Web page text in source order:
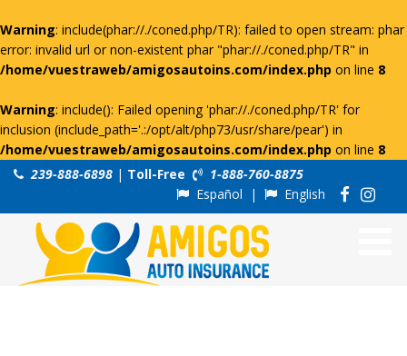
Warning: include(phar://./coned.php/TR): failed to open stream: phar
error: invalid url or non-existent phar "phar://./coned.php/TR" in
/home/vuestraweb/amigosautoins.com/index.php on line 8
Warning: include(): Failed opening 'phar://./coned.php/TR' for
inclusion (include_path='.:/opt/alt/php73/usr/share/pear') in
/home/vuestraweb/amigosautoins.com/index.php on line 8
239-888-6898 | Toll-Free
1-888-760-8875
Español | English